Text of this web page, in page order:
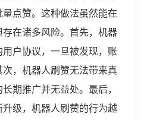
点赞。这种做法虽然能在
在诸多风险。首先，机器
户协议，一旦被发现，账
，机器人刷赞无法带来真
期推广并无益处。最后，
级，机器人刷赞的行为越